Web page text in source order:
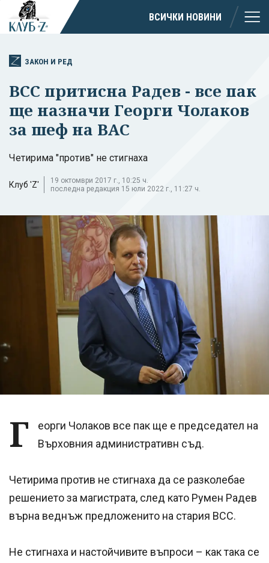
ВСИЧКИ НОВИНИ
ЗАКОН И РЕД
ВСС притисна Радев - все пак
ще назначи Георги Чолаков
за шеф на ВАС
Четирима "против" не стигнаха
Клуб 'Z'
19 октомври 2017 г., 10:25 ч.
последна редакция 15 юли 2022 г., 11:27 ч.
Г
еорги Чолаков все пак ще е председател на
Върховния административн съд.
Четирима против не стигнаха да се разколебае
решението за магистрата, след като Румен Радев
върна веднъж предложенито на стария ВСС.
Не стигнаха и настойчивите въпроси – как така се